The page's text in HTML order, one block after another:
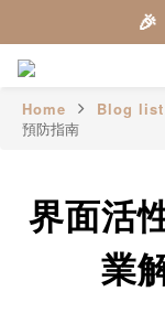
Home Blog list
預防指南
界面活
業